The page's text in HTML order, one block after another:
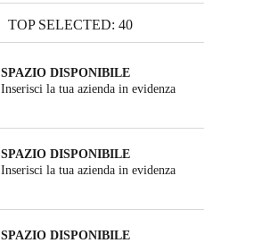
TOP SELECTED: 40
SPAZIO DISPONIBILE
Inserisci la tua azienda in evidenza
SPAZIO DISPONIBILE
Inserisci la tua azienda in evidenza
SPAZIO DISPONIBILE